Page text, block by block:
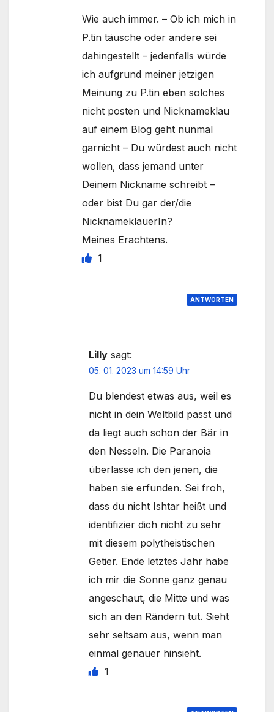
Wie auch immer. – Ob ich mich in
P.tin täusche oder andere sei
dahingestellt – jedenfalls würde
ich aufgrund meiner jetzigen
Meinung zu P.tin eben solches
nicht posten und Nicknameklau
auf einem Blog geht nunmal
garnicht – Du würdest auch nicht
wollen, dass jemand unter
Deinem Nickname schreibt –
oder bist Du gar der/die
NicknameklauerIn?
Meines Erachtens.
1
ANTWORTEN
Lilly sagt:
05. 01. 2023 um 14:59 Uhr
Du blendest etwas aus, weil es
nicht in dein Weltbild passt und
da liegt auch schon der Bär in
den Nesseln. Die Paranoia
überlasse ich den jenen, die
haben sie erfunden. Sei froh,
dass du nicht Ishtar heißt und
identifizier dich nicht zu sehr
mit diesem polytheistischen
Getier. Ende letztes Jahr habe
ich mir die Sonne ganz genau
angeschaut, die Mitte und was
sich an den Rändern tut. Sieht
sehr seltsam aus, wenn man
einmal genauer hinsieht.
1